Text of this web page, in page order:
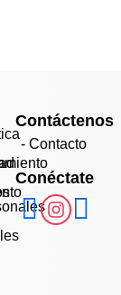
Contáctenos
- Contacto
Conéctate